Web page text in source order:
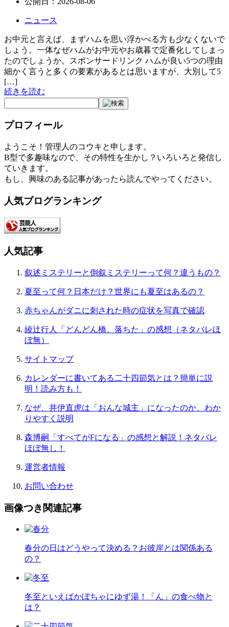
ニュース
お中元と言えば、まずハムを思い浮かべる方も少なくないで
しょう。一体なぜハムがお中元やお歳暮で定番化してしまっ
たのでしょうか。スポンサードリンク ハムが良い5つの理由
細かく言うと多くの要素があるとは思いますが、大別して5
[…]
続きを読む
プロフィール
ようこそ！管理人のコウキと申します。
B型で多趣味なので、その特性を生かし？いろいろと発信し
ていきます。
もし、興味のある記事があったら読んでやってください。
人気ブログランキング
人気記事
叙述ミステリーと倒叙ミステリーって何？違うもの？
夏至って何？日本だけ？世界にも夏至はあるの？
赤ちゃんがダニに刺された時の症状を写真で確認
綾辻行人「どんどん橋、落ちた」の感想（ネタバレほ
ぼ無）
サイトマップ
カレンダーに書いてある二十四節気とは？簡単に説
明！読み方も！
なぜ、井伊直虎は「おんな城主」になったのか、わか
りやすく説明
森博嗣「すべてがFになる」の感想と解説！ネタバレ
ほぼ無し！
運営者情報
お問い合わせ
画像つき関連記事
春分の日はどうやって決める？お彼岸とは関係ある
の？
冬至といえばかぼちゃにゆず湯！「ん」の食べ物と
は？